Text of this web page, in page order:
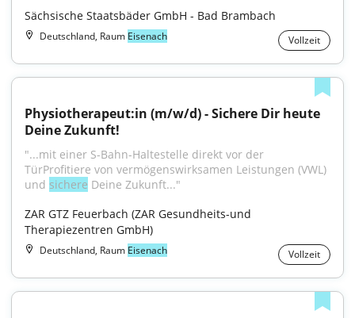
Sächsische Staatsbäder GmbH - Bad Brambach
Deutschland, Raum Eisenach Vollzeit
Physiotherapeut:in (m/w/d) - Sichere Dir heute
Deine Zukunft!
"...mit einer S-Bahn-Haltestelle direkt vor der
TürProfitiere von vermögenswirksamen Leistungen (VWL)
und sichere Deine Zukunft..."
ZAR GTZ Feuerbach (ZAR Gesundheits-und
Therapiezentren GmbH)
Deutschland, Raum Eisenach Vollzeit